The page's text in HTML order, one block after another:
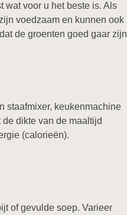
wat voor u het beste is. Als
voedzaam en kunnen ook
de groenten goed gaar zijn
staafmixer, keukenmachine
dikte van de maaltijd
(calorieën).
of gevulde soep. Varieer